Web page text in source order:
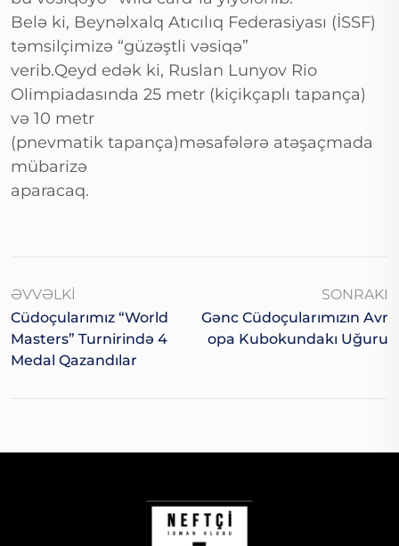
Belə ki, Beynəlxalq Atıcılıq Federasiyası (İSSF)
təmsilçimizə “güzəştli vəsiqə”
verib.Qeyd edək ki, Ruslan Lunyov Rio
Olimpiadasında 25 metr (kiçikçaplı tapança)
və 10 metr
(pnevmatik tapança)məsafələrə atəşaçmada
mübarizə
aparacaq.
ƏVVƏLKI
Cüdoçularımız “World
Masters” Turnirində 4
Medal Qazandılar
SONRAKI
Gənc Cüdoçularımızın Avr
Opa Kubokundakı Uğuru